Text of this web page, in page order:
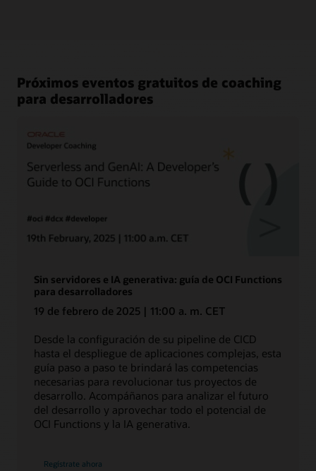
Próximos eventos gratuitos de coaching
para desarrolladores
Sin servidores e IA generativa: guía de OCI Functions
para desarrolladores
19 de febrero de 2025 | 11:00 a. m. CET
Desde la configuración de su pipeline de CICD
hasta el despliegue de aplicaciones complejas, esta
guía paso a paso te brindará las competencias
necesarias para revolucionar tus proyectos de
desarrollo. Acompáñanos para analizar el futuro
del desarrollo y aprovechar todo el potencial de
OCI Functions y la IA generativa.
Regístrate ahora
servidores